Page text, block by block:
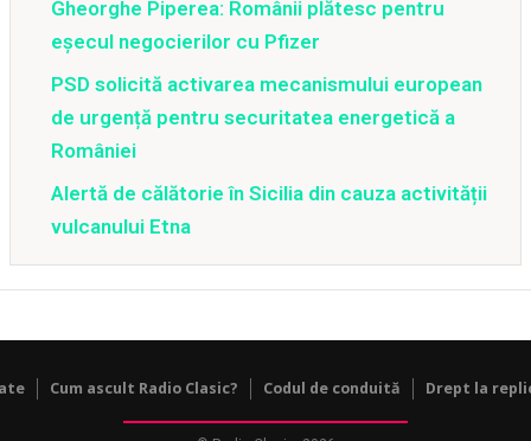
Gheorghe Piperea: Românii plătesc pentru
eșecul negocierilor cu Pfizer
PSD solicită activarea mecanismului european
de urgență pentru securitatea energetică a
României
Alertă de călătorie în Sicilia din cauza activității
vulcanului Etna
Cum ascult Radio Clasic? Codul de conduită Drept la